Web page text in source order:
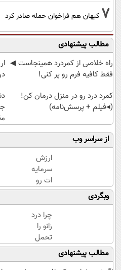
7 کیهان هم فراخوان حمله صادر کرد
مطالب پیشنهادی
‌راه خلاصی از کمردرد همینجاست ◀
فقط کافیه فرم رو پر کنی!
کمرد درد رو در منزل درمان کن!
(◂فیلم + پرسش‌نامه)
از سراسر وب
ارزش
سرمایه
ات رو
با
سینگال
درست
بالا ببر
👌✅
وبگردی
چرا درد
زانو را
تحمل
می‌کنی؟
خیلی
مطالب پیشنهادی